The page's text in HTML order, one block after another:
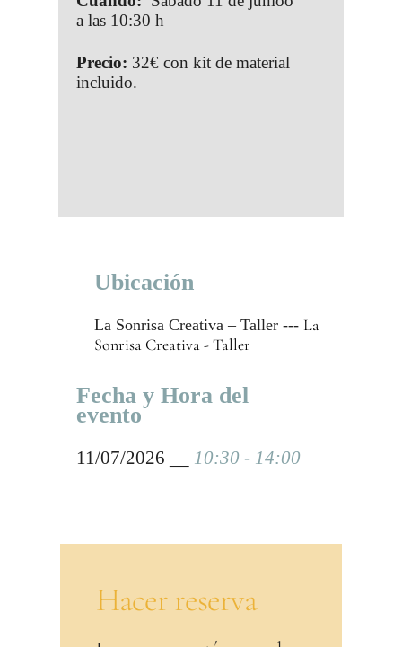
a las 10:30 h
Precio: 32€ con kit de material
incluido.
Ubicación
La Sonrisa Creativa – Taller --- La
Sonrisa Creativa - Taller
Fecha y Hora del
evento
11/07/2026 __ 10:30 - 14:00
Hacer reserva